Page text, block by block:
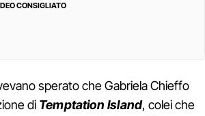
CONSIGLIATO
sperato che Gabriela Chieffo
di Temptation Island, colei che